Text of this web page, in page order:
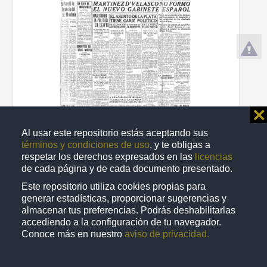
Al usar este repositorio estás aceptando sus
términos y condiciones de uso, y te obligas a
respetar los derechos expresados en las licencias
de cada página y de cada documento presentado.
Este repositorio utiliza cookies propias para
generar estadísticas, proporcionar sugerencias y
almacenar tus preferencias. Podrás deshabilitarlas
accediendo a la configuración de tu navegador.
Conoce más en nuestro aviso de privacidad.
⨯
El Informador
1935-12-12
Multidisciplina
share